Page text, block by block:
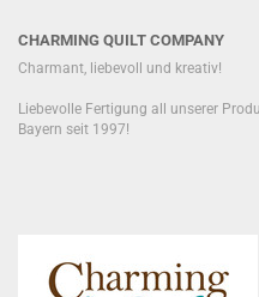
CHARMING QUILT COMPANY
Charmant, liebevoll und kreativ!
Liebevolle Fertigung all unserer
Bayern seit 1997!